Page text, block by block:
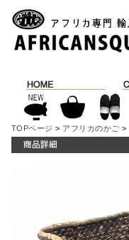
TOPページ > アフリカのかご >